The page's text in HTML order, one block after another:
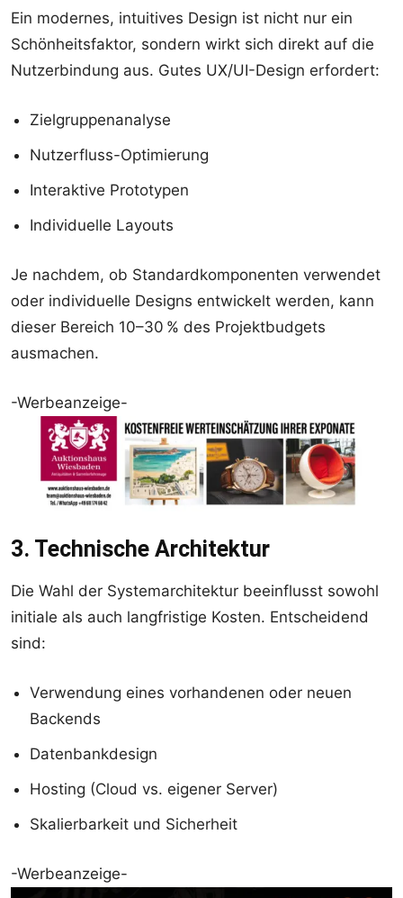
Ein modernes, intuitives Design ist nicht nur ein
Schönheitsfaktor, sondern wirkt sich direkt auf die
Nutzerbindung aus. Gutes UX/UI-Design erfordert:
Zielgruppenanalyse
Nutzerfluss-Optimierung
Interaktive Prototypen
Individuelle Layouts
Je nachdem, ob Standardkomponenten verwendet
oder individuelle Designs entwickelt werden, kann
dieser Bereich 10–30 % des Projektbudgets
ausmachen.
-Werbeanzeige-
3. Technische Architektur
Die Wahl der Systemarchitektur beeinflusst sowohl
initiale als auch langfristige Kosten. Entscheidend
sind:
Verwendung eines vorhandenen oder neuen
Backends
Datenbankdesign
Hosting (Cloud vs. eigener Server)
Skalierbarkeit und Sicherheit
-Werbeanzeige-